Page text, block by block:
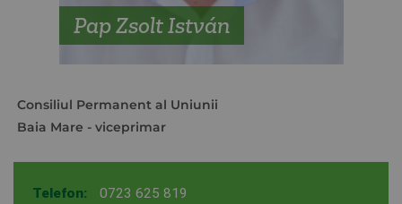
Pap Zsolt István
Consiliul Permanent al Uniunii
Baia Mare - viceprimar
Telefon: 0723 625 819